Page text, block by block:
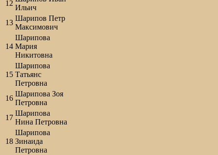
12
Ильич
13
Шарипов Петр
Максимович
14
Шарипова
Мария
Никитовна
15
Шарипова
Татьянс
Петровна
16
Шарипова Зоя
Петровна
17
Шарипова
Нина Петровна
18
Шарипова
Зинаида
Петровна